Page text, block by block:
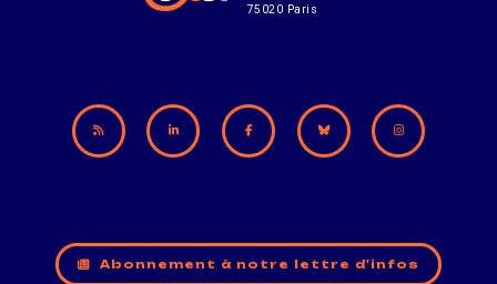
75020 Paris
Abonnement à notre lettre d'infos